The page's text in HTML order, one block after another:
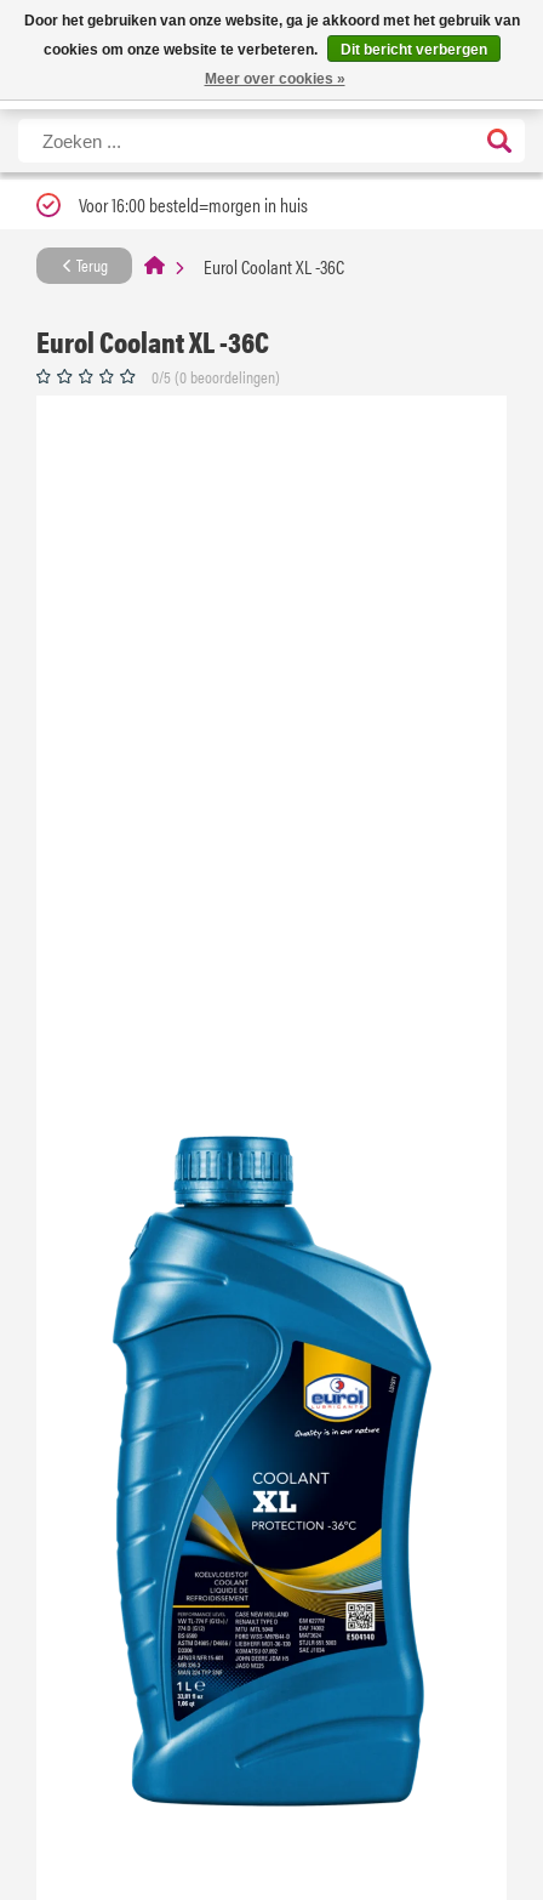
Nieuwe levertijd: 1 tot 3 werkdagen | Nu 25% korting op gehele assortiment
Carfume met kortingscode ''verfrissend''
X
Voor 16:00 besteld=morgen in huis
Terug Eurol Coolant XL -36C
Eurol Coolant XL -36C
0/5 (0 beoordelingen)
Door het gebruiken van onze website, ga je akkoord met het gebruik van
cookies om onze website te verbeteren.
Dit bericht verbergen
Meer over cookies »